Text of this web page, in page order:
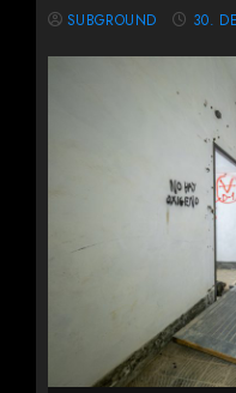
SUBGROUND 30.